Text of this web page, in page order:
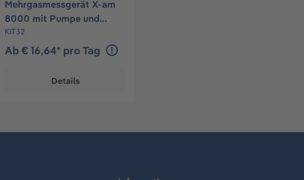
Mehrgasmessgerät X-am
8000 mit Pumpe und
Ladetechnik
KIT32
Ab € 16,64* pro Tag
Details